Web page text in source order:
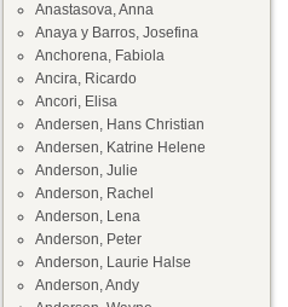
Anastasova, Anna
Anaya y Barros, Josefina
Anchorena, Fabiola
Ancira, Ricardo
Ancori, Elisa
Andersen, Hans Christian
Andersen, Katrine Helene
Anderson, Julie
Anderson, Rachel
Anderson, Lena
Anderson, Peter
Anderson, Laurie Halse
Anderson, Andy